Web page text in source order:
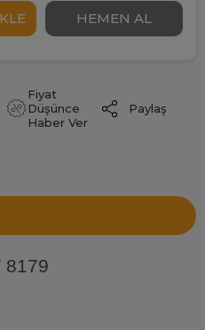
Fiyat
Düşünce
Haber Ver
Paylaş
8179